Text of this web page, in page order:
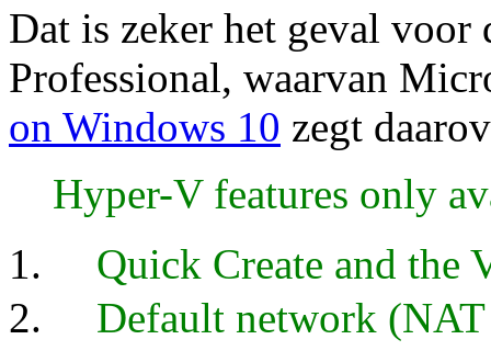
Dat is zeker het geval
Professional, waarvan
on Windows 10 zegt
Hyper-V features only
Quick Create and the
Default network